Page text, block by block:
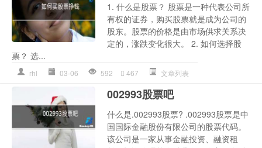
1. 什么是股票？ 股票是一种代表公司所
有权的证券，购买股票就是成为公司的
股东。股票的价格是由市场供求关系决
定的，涨跌变化很大。 2. 如何选择股
票？ 选...
rhl 03-06 592 467 文章列表
002993股票吧
什么是.002993股票? .002993股票是中
国国际金融股份有限公司的股票代码。
该公司是一家从事金融投资、融资租